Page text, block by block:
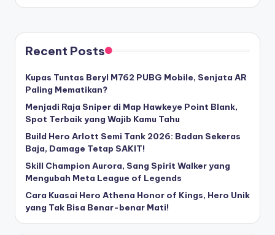
Recent Posts
Kupas Tuntas Beryl M762 PUBG Mobile, Senjata AR
Paling Mematikan?
Menjadi Raja Sniper di Map Hawkeye Point Blank,
Spot Terbaik yang Wajib Kamu Tahu
Build Hero Arlott Semi Tank 2026: Badan Sekeras
Baja, Damage Tetap SAKIT!
Skill Champion Aurora, Sang Spirit Walker yang
Mengubah Meta League of Legends
Cara Kuasai Hero Athena Honor of Kings, Hero Unik
yang Tak Bisa Benar-benar Mati!